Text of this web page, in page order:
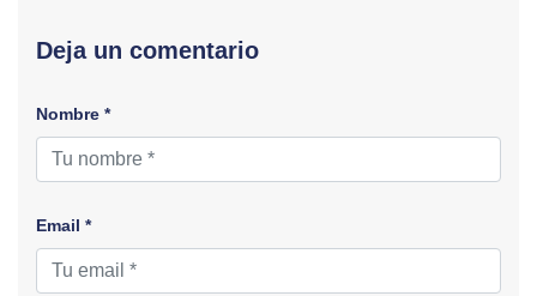
Deja un comentario
Nombre *
Email *